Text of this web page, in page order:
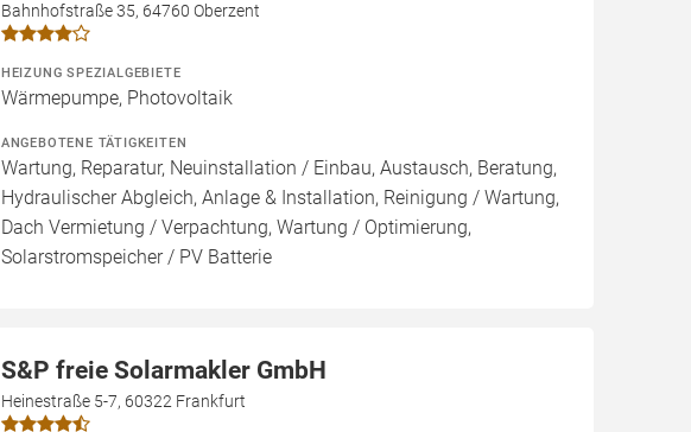
Bahnhofstraße 35, 64760 Oberzent
HEIZUNG SPEZIALGEBIETE
Wärmepumpe, Photovoltaik
ANGEBOTENE TÄTIGKEITEN
Wartung, Reparatur, Neuinstallation / Einbau, Austausch, Beratung,
Hydraulischer Abgleich, Anlage & Installation, Reinigung / Wartung,
Dach Vermietung / Verpachtung, Wartung / Optimierung,
Solarstromspeicher / PV Batterie
S&P freie Solarmakler GmbH
Heinestraße 5-7, 60322 Frankfurt